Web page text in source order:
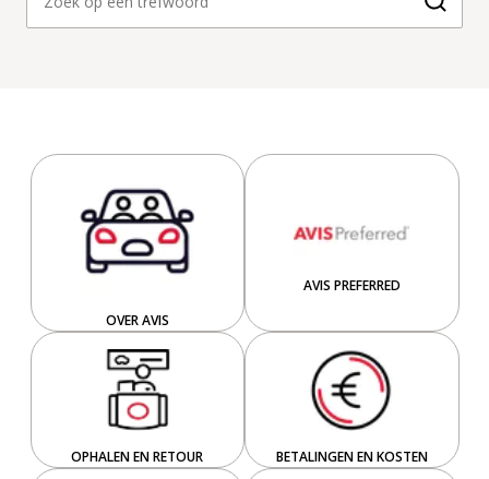
OVER AVIS
AVIS PREFERRED
OPHALEN EN RETOUR BETALINGEN EN KOSTEN